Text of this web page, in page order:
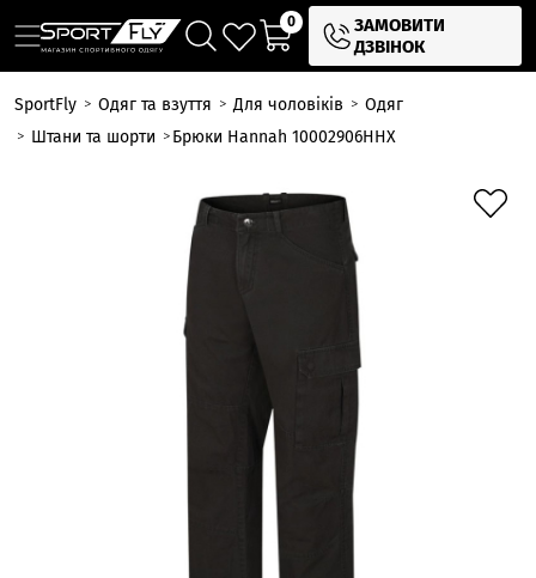
0
ЗАМОВИТИ
ДЗВІНОК
SportFly Одяг та взуття Для чоловіків
Одяг
Штани та шорти
Брюки Hannah 10002906HHX